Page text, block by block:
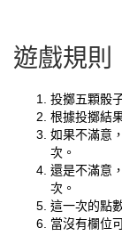
遊戲規則
投擲五顆骰
根據投擲結
如果不滿意
次。
還是不滿意
次。
這一次的點
當沒有欄位